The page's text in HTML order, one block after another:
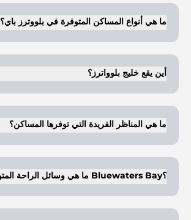
ما هي أنواع المساكن المتوفرة في بلووترز باي؟
غرفة نوم واحدة إلى أربع غرف نوم.
أين يقع خليج بلوواترز؟
(JBR).
ما هي المناظر الفريدة التي توفرها المساكن؟
وعين دبي.
ما هي وسائل الراحة المتوفرة في Bluewaters Bay؟
للأطفال وحدائق ومطاعم ومنافذ بيع بالتجزئة وحمام سباحة.